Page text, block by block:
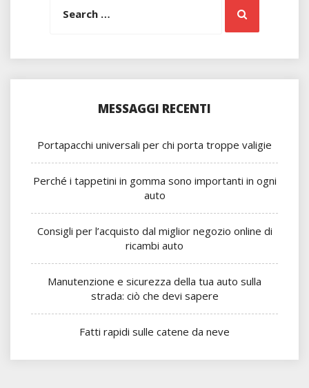
Search
MESSAGGI RECENTI
Portapacchi universali per chi porta troppe valigie
Perché i tappetini in gomma sono importanti in ogni
auto
Consigli per l’acquisto dal miglior negozio online di
ricambi auto
Manutenzione e sicurezza della tua auto sulla
strada: ciò che devi sapere
Fatti rapidi sulle catene da neve